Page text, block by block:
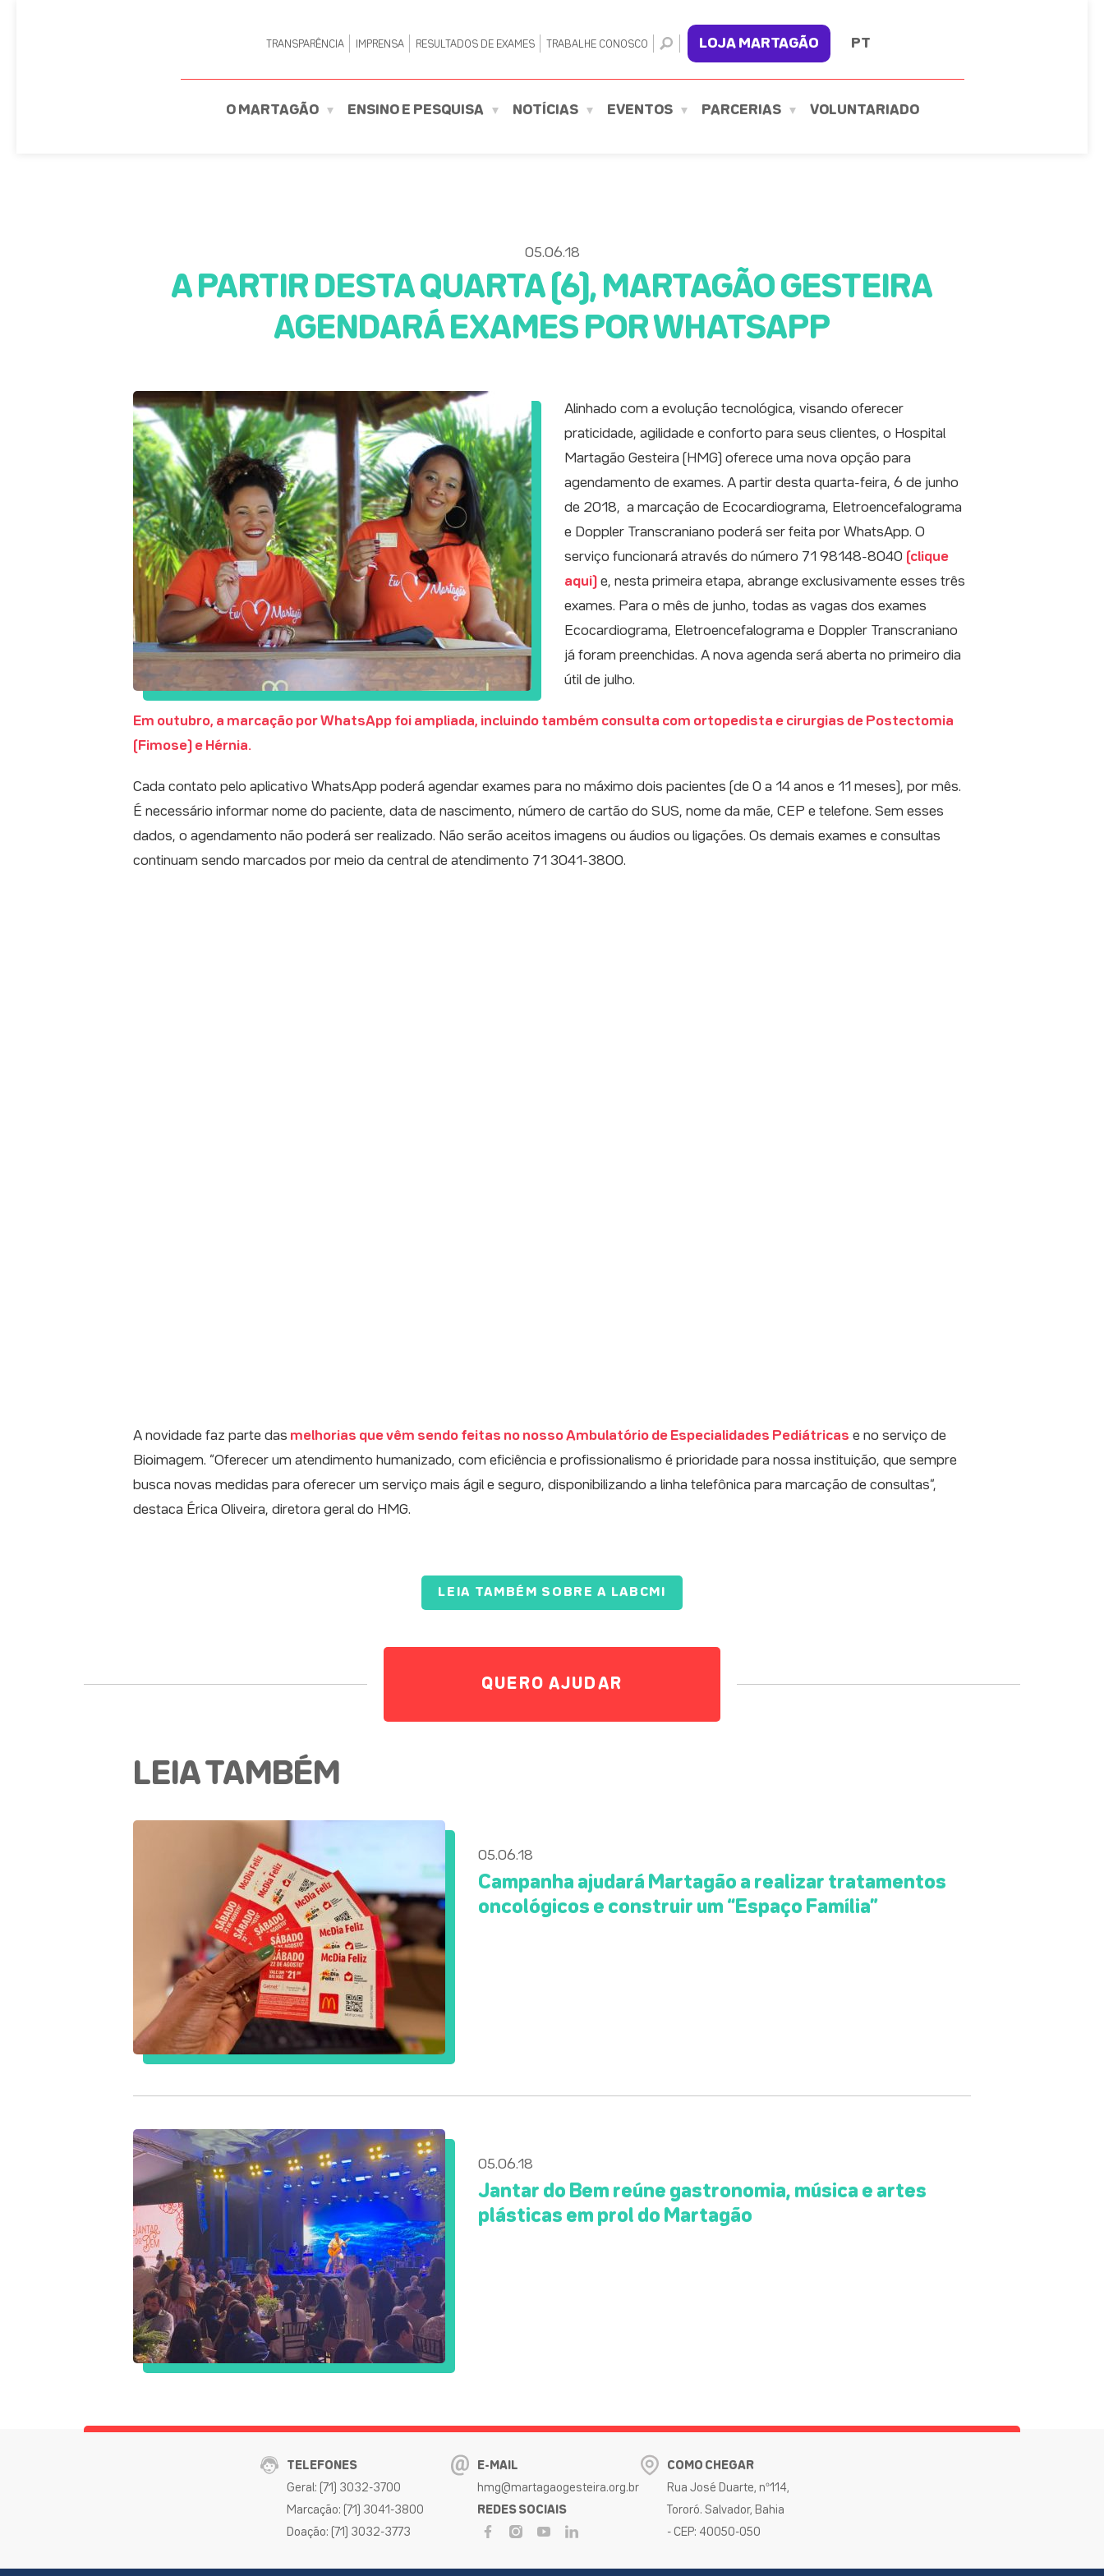
TRANSPARÊNCIA IMPRENSA RESULTADOS DE EXAMES TRABALHE CONOSCO LOJA MARTAGÃO PT
O MARTAGÃO ENSINO E PESQUISA NOTÍCIAS EVENTOS PARCERIAS VOLUNTARIADO
05.06.18
A PARTIR DESTA QUARTA (6), MARTAGÃO GESTEIRA
AGENDARÁ EXAMES POR WHATSAPP
Alinhado com a evolução tecnológica, visando oferecer
praticidade, agilidade e conforto para seus clientes, o Hospital
Martagão Gesteira (HMG) oferece uma nova opção para
agendamento de exames. A partir desta quarta-feira, 6 de junho
de 2018, a marcação de Ecocardiograma, Eletroencefalograma
e Doppler Transcraniano poderá ser feita por WhatsApp. O
serviço funcionará através do número 71 98148-8040 (clique
aqui) e, nesta primeira etapa, abrange exclusivamente esses três
exames. Para o mês de junho, todas as vagas dos exames
Ecocardiograma, Eletroencefalograma e Doppler Transcraniano
já foram preenchidas. A nova agenda será aberta no primeiro dia
útil de julho.
Em outubro, a marcação por WhatsApp foi ampliada, incluindo também consulta com ortopedista e cirurgias de Postectomia
(Fimose) e Hérnia.
Cada contato pelo aplicativo WhatsApp poderá agendar exames para no máximo dois pacientes (de 0 a 14 anos e 11 meses), por mês.
É necessário informar nome do paciente, data de nascimento, número de cartão do SUS, nome da mãe, CEP e telefone. Sem esses
dados, o agendamento não poderá ser realizado. Não serão aceitos imagens ou áudios ou ligações. Os demais exames e consultas
continuam sendo marcados por meio da central de atendimento 71 3041-3800.
A novidade faz parte das melhorias que vêm sendo feitas no nosso Ambulatório de Especialidades Pediátricas e no serviço de
Bioimagem. “Oferecer um atendimento humanizado, com eficiência e profissionalismo é prioridade para nossa instituição, que sempre
busca novas medidas para oferecer um serviço mais ágil e seguro, disponibilizando a linha telefônica para marcação de consultas”,
destaca Érica Oliveira, diretora geral do HMG.
LEIA TAMBÉM SOBRE A LABCMI
QUERO AJUDAR
LEIA TAMBÉM
05.06.18
Campanha ajudará Martagão a realizar tratamentos
oncológicos e construir um “Espaço Família”
05.06.18
Jantar do Bem reúne gastronomia, música e artes
plásticas em prol do Martagão
TELEFONES
Geral: (71) 3032-3700
Marcação: (71) 3041-3800
Doação: (71) 3032-3773
E-MAIL
hmg@martagaogesteira.org.br
REDES SOCIAIS
COMO CHEGAR
Rua José Duarte, nº114,
Tororó. Salvador, Bahia
- CEP: 40050-050